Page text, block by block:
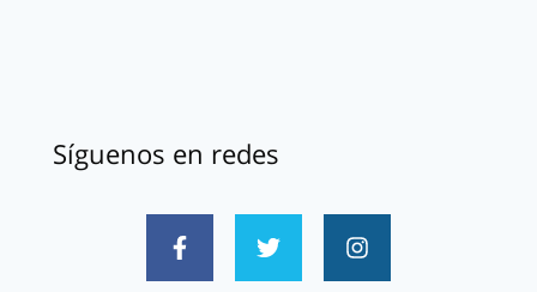
Síguenos en redes